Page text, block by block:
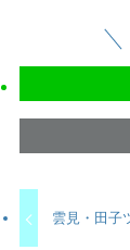
雲見・田子